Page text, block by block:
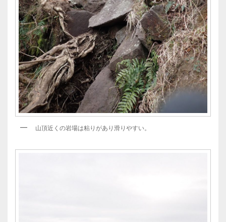
山頂近くの岩場は粘りがあり滑りやすい。